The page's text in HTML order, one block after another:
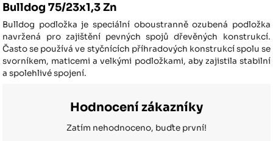
Bulldog 75/23x1,3 Zn
Bulldog podložka je speciální oboustranně ozubená podložka
navržená pro zajištění pevných spojů dřevěných konstrukcí.
Často se používá ve styčnících příhradových konstrukcí spolu se
svorníkem, maticemi a velkými podložkami, aby zajistila stabilní
a spolehlivé spojení.
Hodnocení zákazníky
Zatím nehodnoceno, buďte první!